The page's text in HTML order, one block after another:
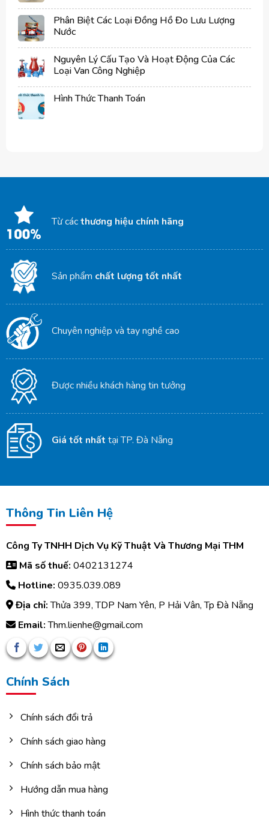
Phân Biệt Các Loại Đồng Hồ Đo Lưu Lượng
Nước
Nguyên Lý Cấu Tạo Và Hoạt Động Của Các
Loại Van Công Nghiệp
Hình Thức Thanh Toán
Từ cácthương hiệu chính hãng
Sản phẩm chất lượng tốt nhất
Chuyên nghiệp và tay nghề cao
Được nhiều khách hàng tin tưởng
Giá tốt nhất tại TP. Đà Nẵng
Thông Tin Liên Hệ
Công Ty TNHH Dịch Vụ Kỹ Thuật Và Thương Mại THM
Mã số thuế: 0402131274
Hotline: 0935.039.089
Địa chỉ:Thửa 399, TDP Nam Yên, P Hải Vân, Tp Đà Nẵng
Email:Thm.lienhe@gmail.com
Chính Sách
Chính sách đổi trả
Chính sách giao hàng
Chính sách bảo mật
Hướng dẫn mua hàng
Hình thức thanh toán